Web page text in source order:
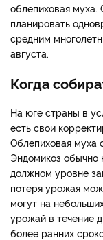
облепиховая муха.
планировать
средним
августа.
Когда
На юге страны в
есть свои
Облепиховая муха
Эндомикоз обычно
должном уровне
потеря урожая
могут на
урожай в течение
более ранних